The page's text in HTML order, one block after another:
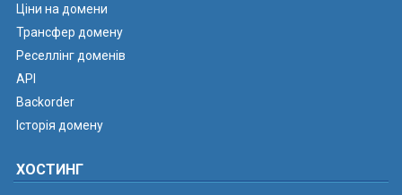
Ціни на домени
Трансфер домену
Реселлінг доменів
API
Backorder
Історія домену
ХОСТИНГ